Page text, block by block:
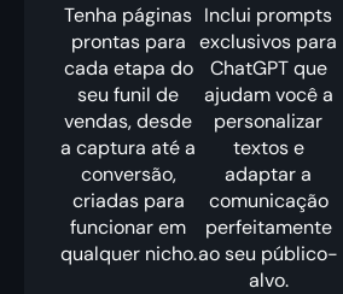
Tenha páginas
prontas para
cada etapa do
seu funil de
vendas, desde
a captura até a
conversão,
criadas para
funcionar em
qualquer nicho.
Inclui prompts
exclusivos para
ChatGPT que
ajudam você a
personalizar
textos e
adaptar a
comunicação
perfeitamente
ao seu público-
alvo.